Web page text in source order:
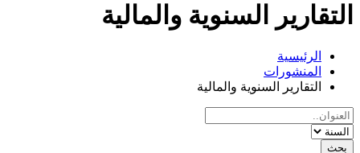
السنوية والمالية
الرئيسية
المنشورات
التقارير السنوية والمالية